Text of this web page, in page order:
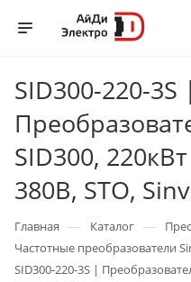
SID300-220-3S |
SID300,
380В, STO,
Главная — Каталог —
Частотные преобразователи
SID300-220-3S |